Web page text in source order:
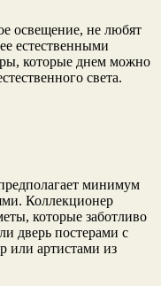
освещение, не любят
естественными
которые днем можно
света.
минимум
Коллекционер
которые заботливо
дверь постерами с
или артистами из